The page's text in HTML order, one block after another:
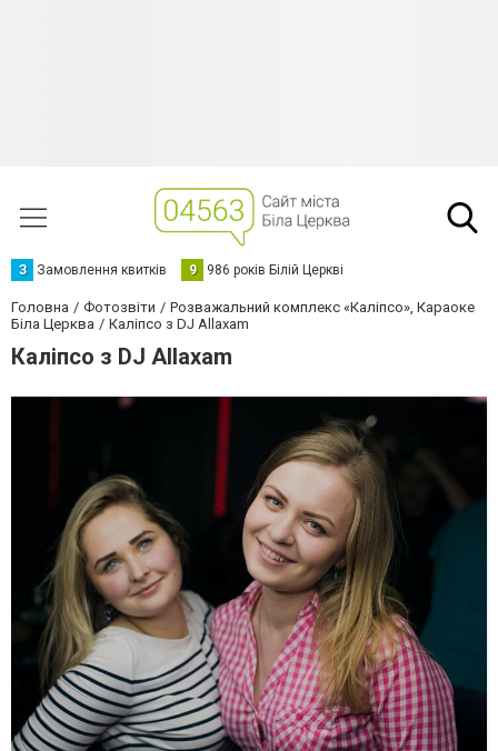
З Замовлення квитків 9 986 років Білій Церкві
Головна Фотозвіти
Розважальний комплекс «Каліпсо», Караоке
Біла Церква
Каліпсо з DJ Allaxam
Каліпсо з DJ Allaxam